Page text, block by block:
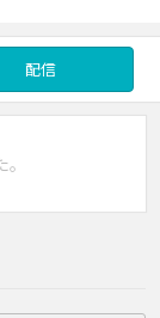
配信